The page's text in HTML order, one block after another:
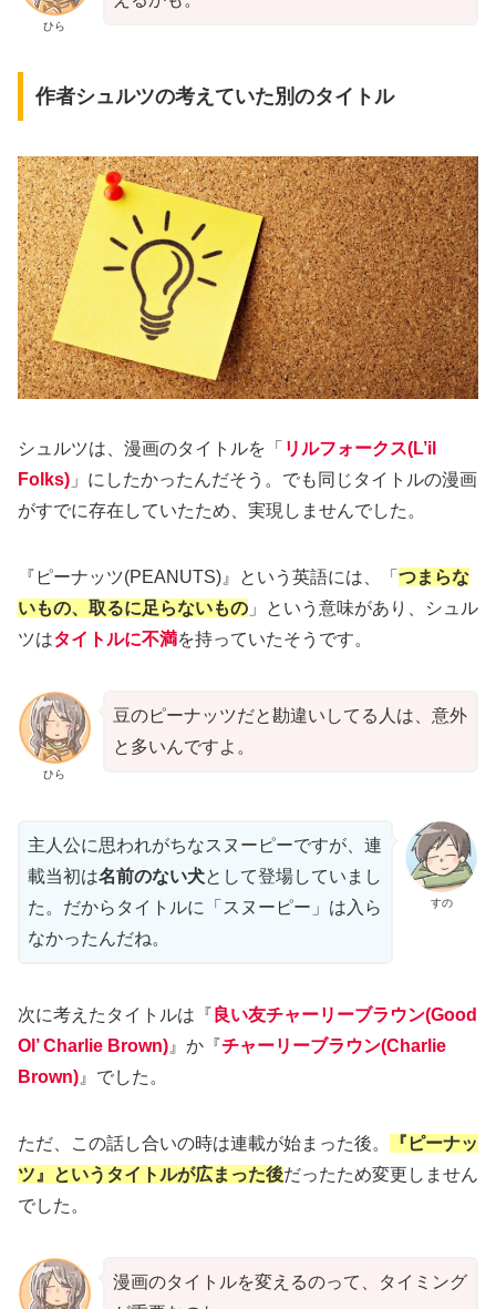
ひら
作者シュルツの考えていた別のタイトル
シュルツは、漫画のタイトルを「 リルフォークス(L’il
Folks) 」にしたかったんだそう。でも同じタイトルの漫画
がすでに存在していたため、実現しませんでした。
『ピーナッツ(PEANUTS)』という英語には、「 つまらな
いもの、取るに足らないもの 」という意味があり、シュル
ツはタイトルに不満を持っていたそうです。
ひら
豆のピーナッツだと勘違いしてる人は、意外
と多いんですよ。
すの
主人公に思われがちなスヌーピーですが、連
載当初は名前のない犬として登場していまし
た。だからタイトルに「スヌーピー」は入ら
なかったんだね。
次に考えたタイトルは『 良い友チャーリーブラウン(Good
Ol’ Charlie Brown) 』か『チャーリーブラウン(Charlie
Brown) 』でした。
ただ、この話し合いの時は連載が始まった後。
『ピーナッ
ツ』というタイトルが広まった後だったため変更しません
でした。
漫画のタイトルを変えるのって、タイミング